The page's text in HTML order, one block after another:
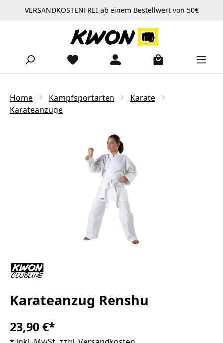
Zum Hauptinhalt springen
VERSANDKOSTENFREI ab einem Bestellwert von 50€
Home Kampfsportarten
Karate
Karateanzüge
Karateanzug Renshu
23,90 €*